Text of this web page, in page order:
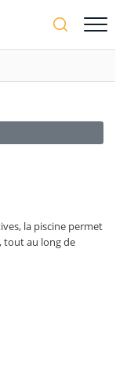
la piscine permet
tout au long de